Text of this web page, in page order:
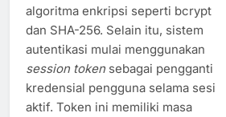
algoritma enkripsi seperti bcrypt
dan SHA-256. Selain itu, sistem
autentikasi mulai menggunakan
session token sebagai pengganti
kredensial pengguna selama sesi
aktif. Token ini memiliki masa